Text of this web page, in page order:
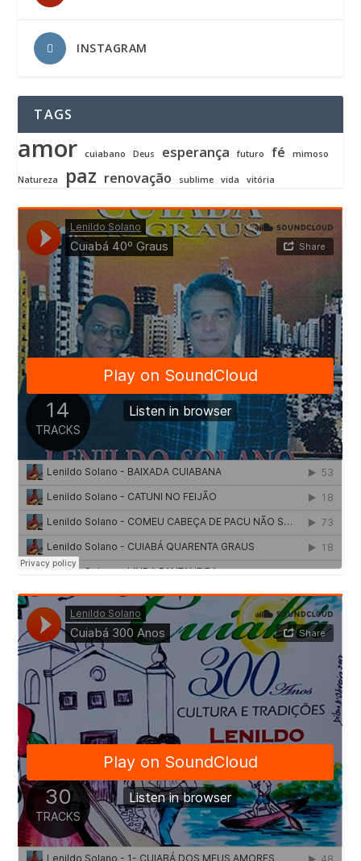
INSTAGRAM
TAGS
amor cuiabano Deus esperança futuro fé mimoso
Natureza paz renovação sublime vida vitória